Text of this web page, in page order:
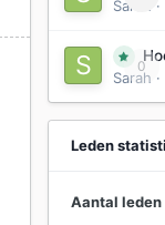
Sarah
·
0
Sarah ·
Leden
Aantal leden